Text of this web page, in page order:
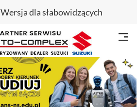
Wersja dla słabowidzących